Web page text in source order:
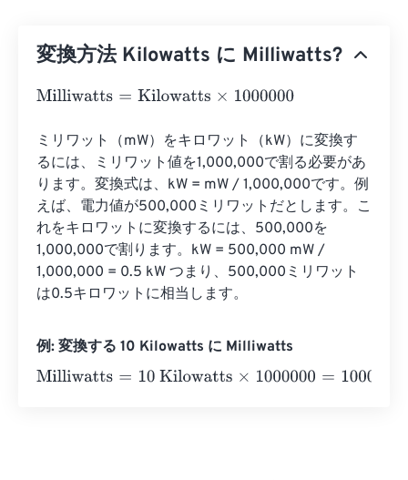
変換方法 Kilowatts に Milliwatts?
Milliwatts=Kilowatts×1000000
ミリワット（mW）をキロワット（kW）に変換す
るには、ミリワット値を1,000,000で割る必要があ
ります。変換式は、kW = mW / 1,000,000です。例
えば、電力値が500,000ミリワットだとします。こ
れをキロワットに変換するには、500,000を
1,000,000で割ります。kW = 500,000 mW /
1,000,000 = 0.5 kW つまり、500,000ミリワット
は0.5キロワットに相当します。
例: 変換する 10 Kilowatts に Milliwatts
Milliwatts=10 Kilowatts×1000000 =10000000 Milliwatts